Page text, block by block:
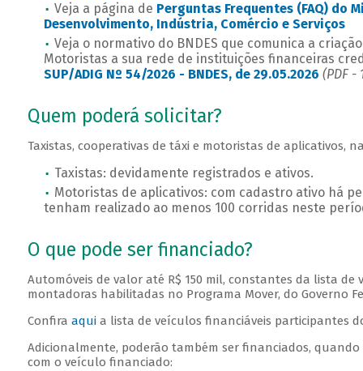
Veja a página de Perguntas Frequentes (FAQ) do
Desenvolvimento, Indústria, Comércio e Serviços
Veja o normativo do BNDES que comunica a
Motoristas a sua rede de instituições financeiras
SUP/ADIG Nº 54/2026 - BNDES, de 29.05.2026 (PDF -
Quem poderá solicitar?
Taxistas, cooperativas de táxi e motoristas de aplicativos,
Taxistas: devidamente registrados e ativos.
Motoristas de aplicativos: com cadastro ativo há
tenham realizado ao menos 100 corridas neste
O que pode ser financiado?
Automóveis de valor até R$ 150 mil, constantes da lista de
montadoras habilitadas no Programa Mover, do Governo
Confiraaqui a lista de veículos financiáveis participantes
Adicionalmente, poderão também ser financiados,
com o veículo financiado: